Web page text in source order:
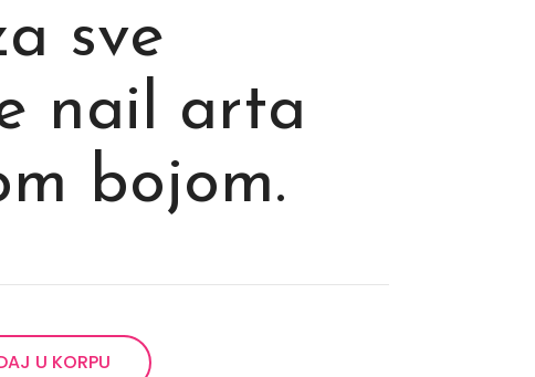
sve
nail arta
bojom.
U KORPU